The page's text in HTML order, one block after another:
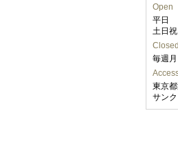
Open
平日
土日祝
Closed
毎週
東京
サン